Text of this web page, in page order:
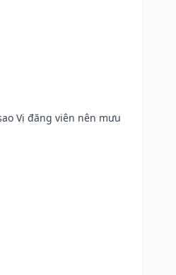
Vị đăng viên nên mưu